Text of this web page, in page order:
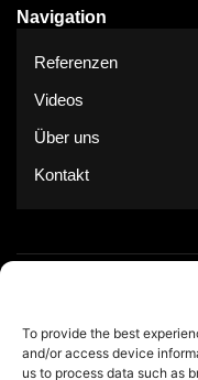
To provide the best
and/or access device
us to process data such as
Navigation
Referenzen
Videos
Über uns
Kontakt
©